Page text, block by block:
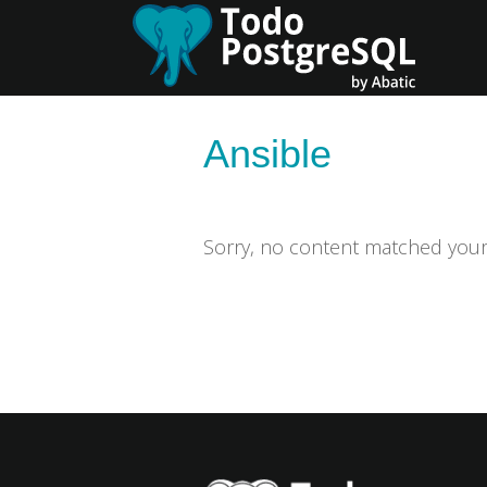
Ansible
Sorry, no content matched